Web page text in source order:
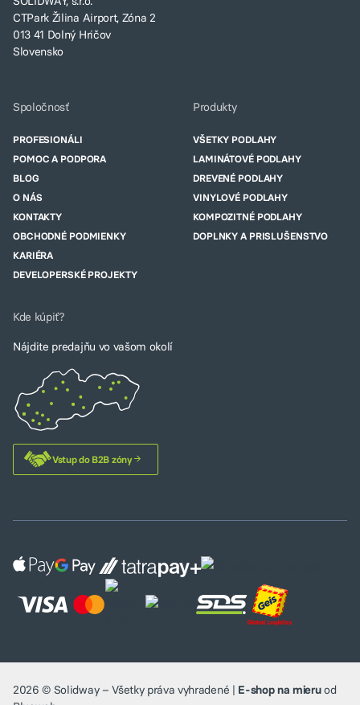
CTPark Žilina Airport, Zóna 2
013 41 Dolný Hričov
Slovensko
Spoločnosť
PROFESIONÁLI
POMOC A PODPORA
BLOG
O NÁS
KONTAKTY
OBCHODNÉ PODMIENKY
KARIÉRA
DEVELOPERSKÉ PROJEKTY
Produkty
VŠETKY PODLAHY
LAMINÁTOVÉ PODLAHY
DREVENÉ PODLAHY
VINYLOVÉ PODLAHY
KOMPOZITNÉ PODLAHY
DOPLNKY A PRISLUŠENSTVO
Kde kúpiť?
Nájdite predajňu vo vašom okolí
Vstup do B2B zóny
2026 © Solidway – Všetky práva vyhradené | E-shop na mieruod